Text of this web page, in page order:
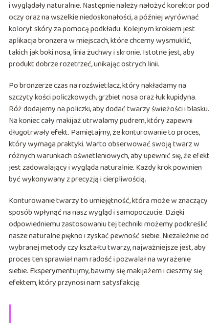
i wyglądały naturalnie. Następnie należy nałożyć korektor pod
oczy oraz na wszelkie niedoskonałości, a później wyrównać
koloryt skóry za pomocą podkładu. Kolejnym krokiem jest
aplikacja bronzera w miejscach, które chcemy wysmuklić,
takich jak boki nosa, linia żuchwy i skronie. Istotne jest, aby
produkt dobrze rozetrzeć, unikając ostrych linii.
Po bronzerze czas na rozświetlacz, który nakładamy na
szczyty kości policzkowych, grzbiet nosa oraz łuk kupidyna.
Róż dodajemy na policzki, aby dodać twarzy świeżości i blasku.
Na koniec cały makijaż utrwalamy pudrem, który zapewni
długotrwały efekt. Pamiętajmy, że konturowanie to proces,
który wymaga praktyki. Warto obserwować swoją twarz w
różnych warunkach oświetleniowych, aby upewnić się, że efekt
jest zadowalający i wygląda naturalnie. Każdy krok powinien
być wykonywany z precyzją i cierpliwością.
Konturowanie twarzy to umiejętność, która może w znaczący
sposób wpłynąć na nasz wygląd i samopoczucie. Dzięki
odpowiedniemu zastosowaniu tej techniki możemy podkreślić
nasze naturalne piękno i zyskać pewność siebie. Niezależnie od
wybranej metody czy kształtu twarzy, najważniejsze jest, aby
proces ten sprawiał nam radość i pozwalał na wyrażenie
siebie. Eksperymentujmy, bawmy się makijażem i cieszmy się
efektem, który przynosi nam satysfakcję.